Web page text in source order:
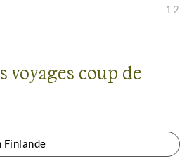
12
voyages coup de
Finlande